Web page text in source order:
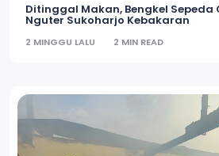
Ditinggal Makan, Bengkel Sepeda
Nguter Sukoharjo Kebakaran
2 MINGGU LALU 2 MIN READ